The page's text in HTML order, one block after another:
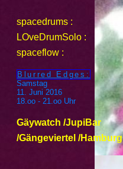
spacedrums :
LOveDrumSolo :
spaceflow :
Blurred Edges:
Samstag
11. Juni 2016
18.oo - 21.oo Uhr
Gäywatch /JupiBar
/Gängeviertel /Hamburg